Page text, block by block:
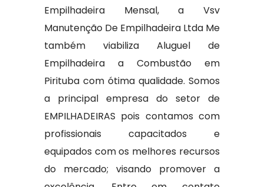
Empilhadeira Mensal, a Vsv
Manutenção De Empilhadeira Ltda Me
também viabiliza Aluguel de
Empilhadeira a Combustão em
Pirituba com ótima qualidade. Somos
a principal empresa do setor de
EMPILHADEIRAS pois contamos com
profissionais capacitados e
equipados com os melhores recursos
do mercado; visando promover a